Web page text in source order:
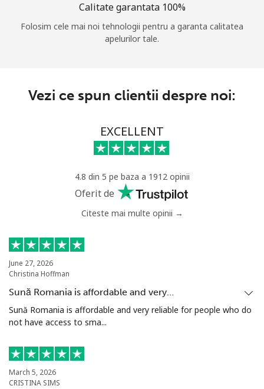
Calitate garantata 100%
Folosim cele mai noi tehnologii pentru a garanta calitatea
apelurilor tale.
Vezi ce spun clientii despre noi:
EXCELLENT
4.8 din 5 pe baza a 1912 opinii
Oferit de
Citeste mai multe opinii →
June 27, 2026
Christina Hoffman
Sună Romania is affordable and very…
Sună Romania is affordable and very reliable for people who do
not have access to sma...
March 5, 2026
CRISTINA SIMS